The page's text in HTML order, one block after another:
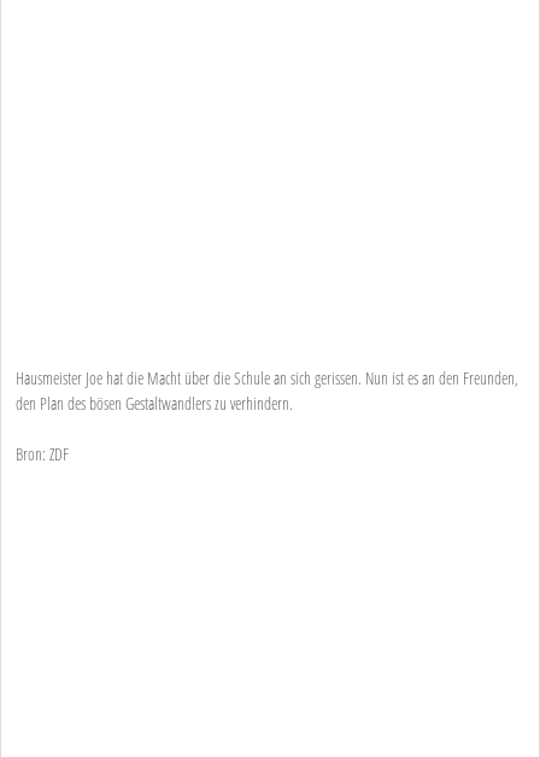
Hausmeister Joe hat die Macht über die Schule an sich gerissen. Nun ist es an den Freunden,
den Plan des bösen Gestaltwandlers zu verhindern.
Bron: ZDF